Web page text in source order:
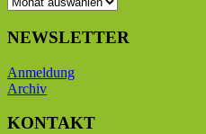
NEWSLETTER
Anmeldung
Archiv
KONTAKT